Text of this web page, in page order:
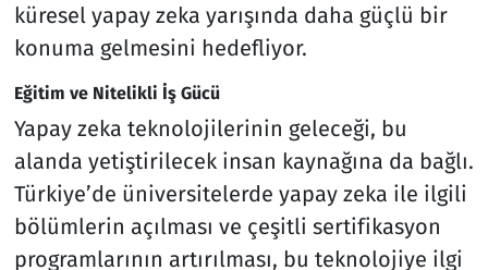
küresel yapay zeka yarışında daha güçlü bir
konuma gelmesini hedefliyor.
Eğitim ve Nitelikli İş Gücü
Yapay zeka teknolojilerinin geleceği, bu
alanda yetiştirilecek insan kaynağına da bağlı.
Türkiye’de üniversitelerde yapay zeka ile ilgili
bölümlerin açılması ve çeşitli sertifikasyon
programlarının artırılması, bu teknolojiye ilgi